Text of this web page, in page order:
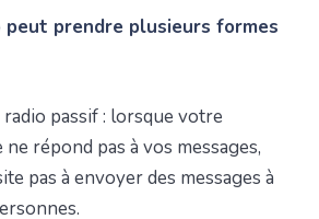
peut prendre plusieurs formes
radio passif : lorsque votre
répond pas à vos messages,
pas à envoyer des messages à